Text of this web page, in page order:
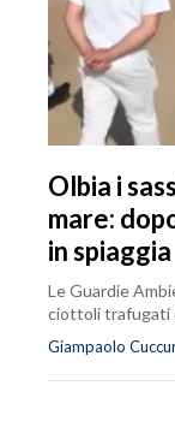
Olbia i
mare:
in spiaggia
Le Guardie
ciottoli trafugati
Giampaolo